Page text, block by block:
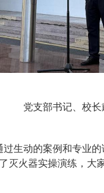
党支部书记、校
生动的案例和专
火器实操演练，